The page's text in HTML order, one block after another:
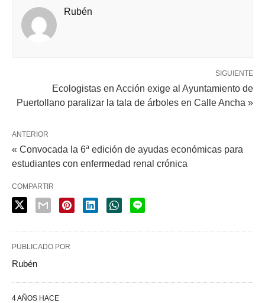
Rubén
SIGUIENTE
Ecologistas en Acción exige al Ayuntamiento de
Puertollano paralizar la tala de árboles en Calle Ancha »
ANTERIOR
« Convocada la 6ª edición de ayudas económicas para
estudiantes con enfermedad renal crónica
COMPARTIR
PUBLICADO POR
Rubén
4 AÑOS HACE